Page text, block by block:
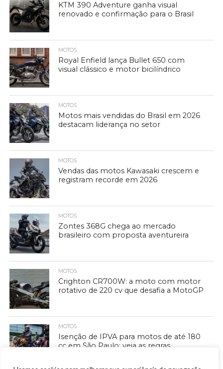
KTM 390 Adventure ganha visual
renovado e confirmação para o Brasil
MOTOS
Royal Enfield lança Bullet 650 com
visual clássico e motor bicilíndrico
MOTOS
Motos mais vendidas do Brasil em 2026
destacam liderança no setor
MOTOS
Vendas das motos Kawasaki crescem e
registram recorde em 2026
MOTOS
Zontes 368G chega ao mercado
brasileiro com proposta aventureira
MOTOS
Crighton CR700W: a moto com motor
rotativo de 220 cv que desafia a MotoGP
MOTOS
Isenção de IPVA para motos de até 180
cc em São Paulo: veja as regras